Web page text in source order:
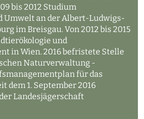
bis 2012 Studium
Umwelt an der Albert-Ludwigs-
im Breisgau. Von 2012 bis 2015
und
in Wien. 2016 befristete Stelle
Naturverwaltung -
für das
dem 1. September 2016
Landesjägerschaft